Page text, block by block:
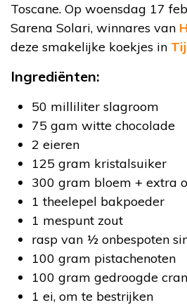
Toscane. Op woensdag 17
Sarena Solari, winnares van
deze smakelijke koekjes in
Ingrediënten:
50 milliliter slagroom
75 gam witte chocolade
2 eieren
125 gram kristalsuiker
300 gram bloem + extra
1 theelepel bakpoeder
1 mespunt zout
rasp van 1⁄2 onbespoten
100 gram pistachenoten
100 gram gedroogde
1 ei, om te bestrijken